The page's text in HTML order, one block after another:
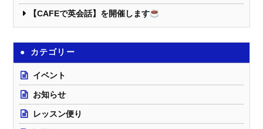
【CAFEで英会話】を開催します
カテゴリー
イベント
お知らせ
レッスン便り